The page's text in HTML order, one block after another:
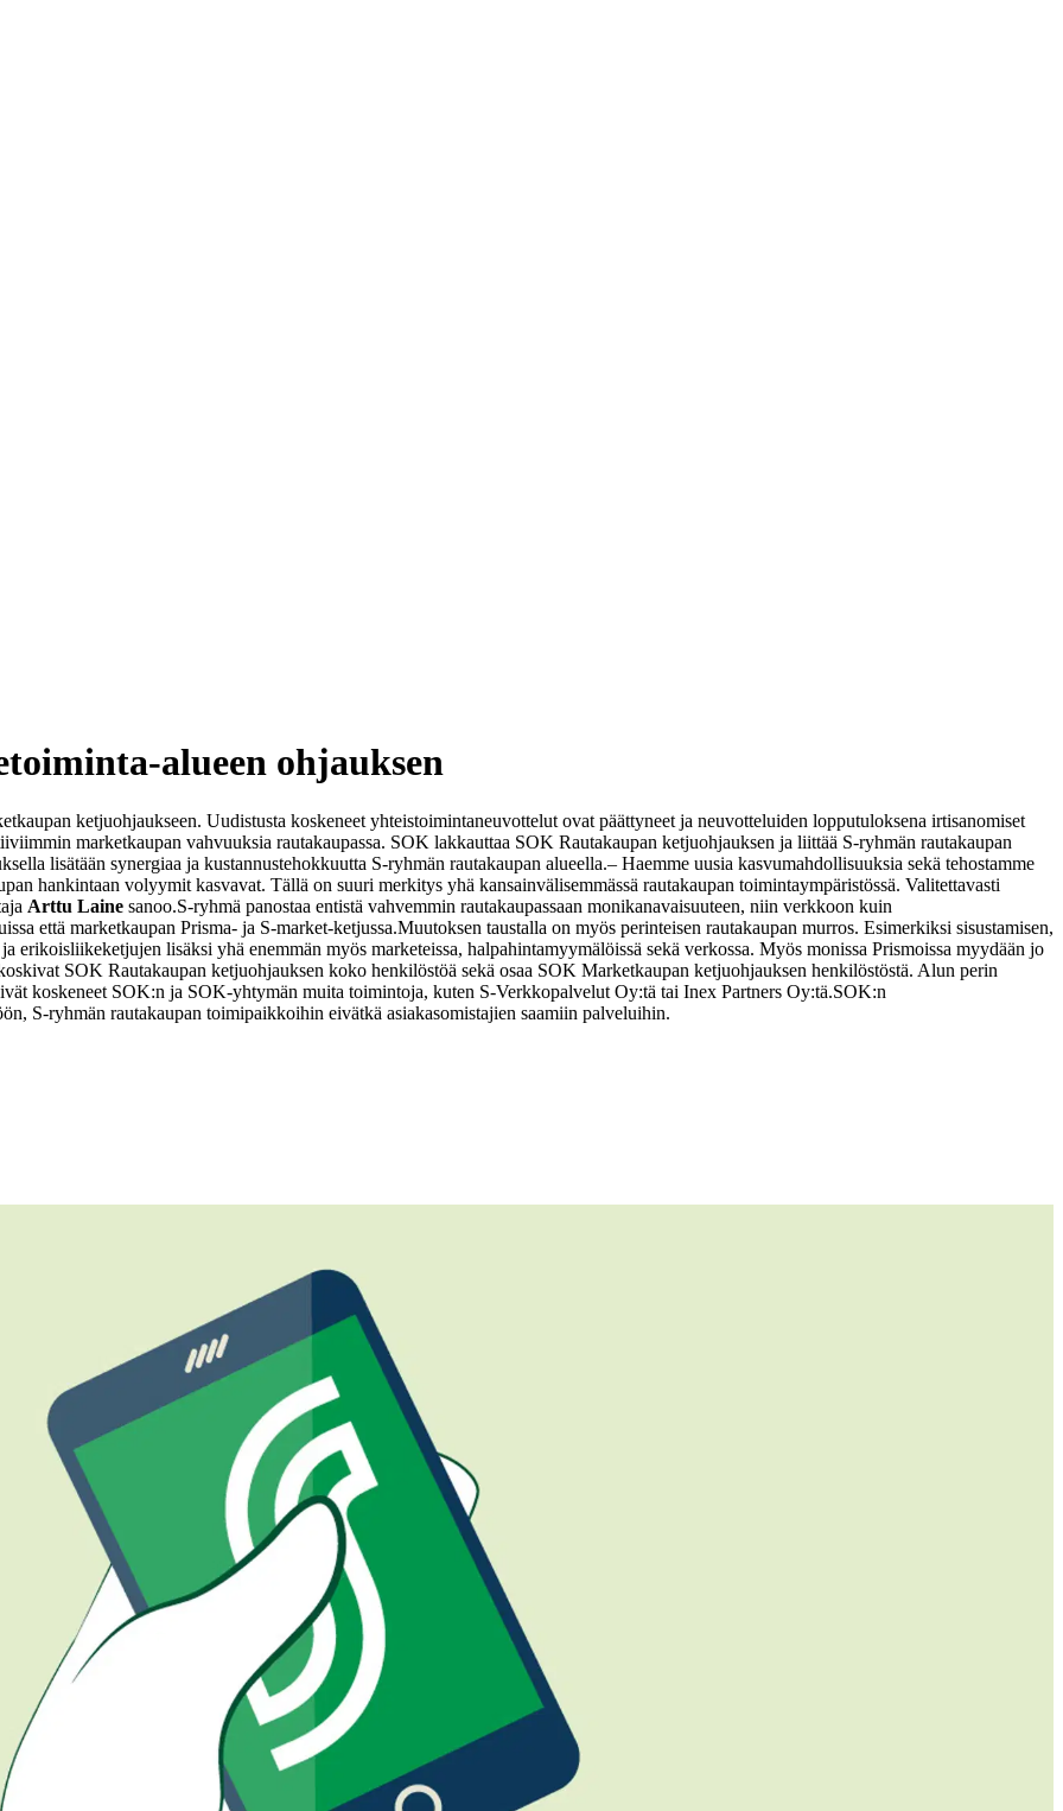
alueen ohjauksen
ketjuohjaukseen. Uudistusta koskeneet yhteistoimintaneuvottelut ovat päättyneet ja neuvotteluiden lopputuloksena irtisanomiset
marketkaupan vahvuuksia rautakaupassa. SOK lakkauttaa SOK Rautakaupan ketjuohjauksen ja liittää S-ryhmän rautakaupan
lisätään synergiaa ja kustannustehokkuutta S-ryhmän rautakaupan alueella.– Haemme uusia kasvumahdollisuuksia sekä tehostamme
hankintaan volyymit kasvavat. Tällä on suuri merkitys yhä kansainvälisemmässä rautakaupan toimintaympäristössä. Valitettavasti
Arttu Laine sanoo.S-ryhmä panostaa entistä vahvemmin rautakaupassaan monikanavaisuuteen, niin verkkoon kuin
että marketkaupan Prisma- ja S-market-ketjussa.Muutoksen taustalla on myös perinteisen rautakaupan murros. Esimerkiksi sisustamisen,
erikoisliikeketjujen lisäksi yhä enemmän myös marketeissa, halpahintamyymälöissä sekä verkossa. Myös monissa Prismoissa myydään jo
SOK Rautakaupan ketjuohjauksen koko henkilöstöä sekä osaa SOK Marketkaupan ketjuohjauksen henkilöstöstä. Alun perin
koskeneet SOK:n ja SOK-yhtymän muita toimintoja, kuten S-Verkkopalvelut Oy:tä tai Inex Partners Oy:tä.SOK:n
S-ryhmän rautakaupan toimipaikkoihin eivätkä asiakasomistajien saamiin palveluihin.